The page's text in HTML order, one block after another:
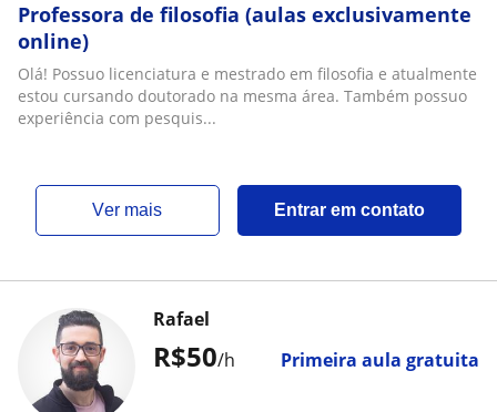
Professora de filosofia (aulas exclusivamente
online)
Olá! Possuo licenciatura e mestrado em filosofia e atualmente
estou cursando doutorado na mesma área. Também possuo
experiência com pesquis...
ver mais Entrar em contato
R$50/h Primeira aula gratuita
Rafael